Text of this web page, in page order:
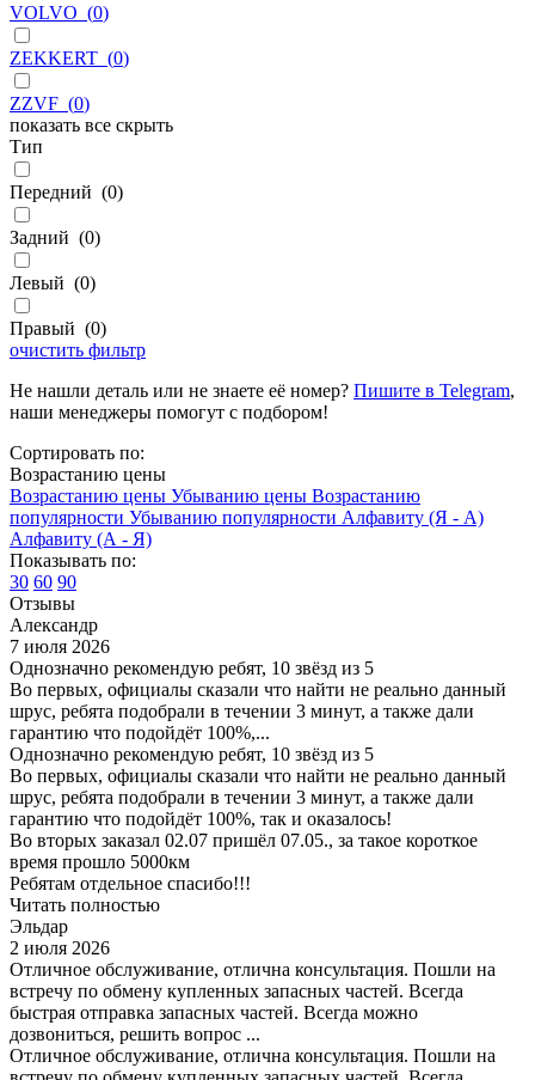
VOLVO (0)
ZEKKERT (0)
ZZVF (0)
показать все скрыть
Тип
Передний (0)
Задний (0)
Левый (0)
Правый (0)
очистить фильтр
Не нашли деталь или не знаете её номер? Пишите в Telegram,
наши менеджеры помогут с подбором!
Сортировать по:
Возрастанию цены
Возрастанию цены Убыванию цены Возрастанию
популярности Убыванию популярности Алфавиту (Я - А)
Алфавиту (А - Я)
Показывать по:
30 60 90
Отзывы
Александр
7 июля 2026
Однозначно рекомендую ребят, 10 звёзд из 5
Во первых, официалы сказали что найти не реально данный
шрус, ребята подобрали в течении 3 минут, а также дали
гарантию что подойдёт 100%,...
Однозначно рекомендую ребят, 10 звёзд из 5
Во первых, официалы сказали что найти не реально данный
шрус, ребята подобрали в течении 3 минут, а также дали
гарантию что подойдёт 100%, так и оказалось!
Во вторых заказал 02.07 пришёл 07.05., за такое короткое
время прошло 5000км
Ребятам отдельное спасибо!!!
Читать полностью
Эльдар
2 июля 2026
Отличное обслуживание, отлична консультация. Пошли на
встречу по обмену купленных запасных частей. Всегда
быстрая отправка запасных частей. Всегда можно
дозвониться, решить вопрос ...
Отличное обслуживание, отлична консультация. Пошли на